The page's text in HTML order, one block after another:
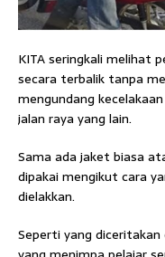
KITA seringkali melihat
secara terbalik tanpa
mengundang
jalan raya yang lain.
Sama ada jaket biasa
dipakai mengikut cara
dielakkan.
Seperti yang diceritakan